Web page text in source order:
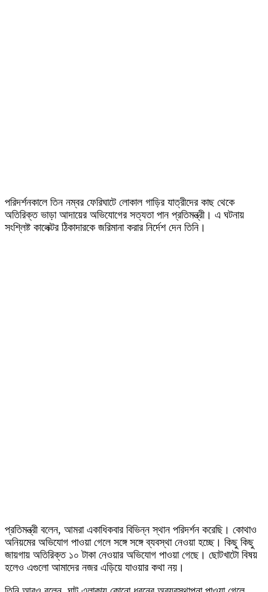
পরিদর্শনকালে তিন নম্বর ফেরিঘাটে লোকাল গাড়ির যাত্রীদের কাছ থেকে
অতিরিক্ত ভাড়া আদায়ের অভিযোগের সত্যতা পান প্রতিমন্ত্রী। এ ঘটনায়
সংশ্লিষ্ট কালেক্টর ঠিকাদারকে জরিমানা করার নির্দেশ দেন তিনি।
প্রতিমন্ত্রী বলেন, আমরা একাধিকবার বিভিন্ন স্থান পরিদর্শন করেছি। কোথাও
অনিয়মের অভিযোগ পাওয়া গেলে সঙ্গে সঙ্গে ব্যবস্থা নেওয়া হচ্ছে। কিছু কিছু
জায়গায় অতিরিক্ত ১০ টাকা নেওয়ার অভিযোগ পাওয়া গেছে। ছোটখাটো বিষয়
হলেও এগুলো আমাদের নজর এড়িয়ে যাওয়ার কথা নয়।